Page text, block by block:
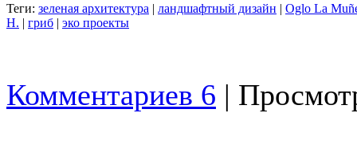
Теги: зеленая архитектура | ландшафтный дизайн | Oglo La
H. | гриб | эко проекты
Комментариев 6 |